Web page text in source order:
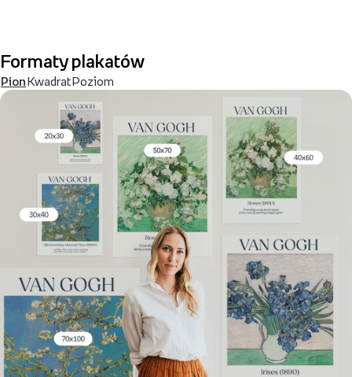
Formaty plakatów
PionKwadratPoziom